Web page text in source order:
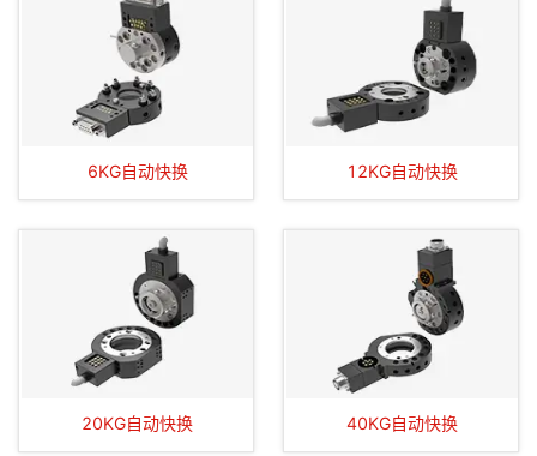
6KG自动快换 12KG自动快换
20KG自动快换 40KG自动快换